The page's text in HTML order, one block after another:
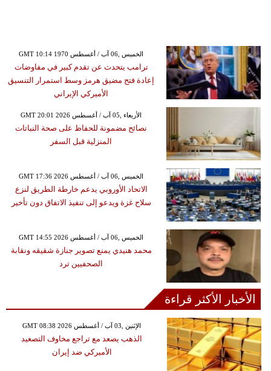
GMT 10:14 1970 الخميس ,06 آب / أغسطس
ترامب يتحدث عن تقدم كبير في مفاوضات
إعادة فتح مضيق هرمز وسط استمرار التنسيق
الأميركي الإيراني
GMT 20:01 2026 الأربعاء ,05 آب / أغسطس
نصائح مضمونة للحفاظ على صحة النباتات
المنزلية قبل السفر
GMT 17:36 2026 الخميس ,06 آب / أغسطس
الاتحاد الأوروبي يدعم خارطة الطريق لنزع
سلاح غزة ويدعو إلى تنفيذ الاتفاق دون تأخير
GMT 14:55 2026 الخميس ,06 آب / أغسطس
محمد هنيدي يمنع تصوير جنازة شقيقه ونقابة
الصحفيين ترد
الأخبار الأكثر قراءة
GMT 08:38 2026 الإثنين ,03 آب / أغسطس
الذهب يصعد مع تراجع مخاوف التصعيد
الأميركي ضد إيران